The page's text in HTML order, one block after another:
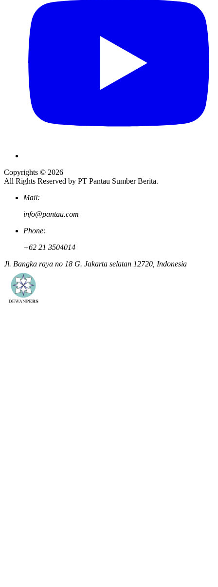
Copyrights © 2026
All Rights Reserved by PT Pantau Sumber Berita.
Mail:
info@pantau.com
Phone:
+62 21 3504014
Jl. Bangka raya no 18 G. Jakarta selatan 12720, Indonesia